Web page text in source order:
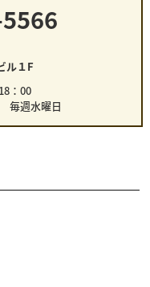
ル１F
：00
毎週水曜日